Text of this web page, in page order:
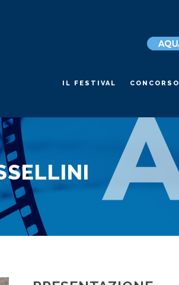
IL FESTIVAL CONCORSO